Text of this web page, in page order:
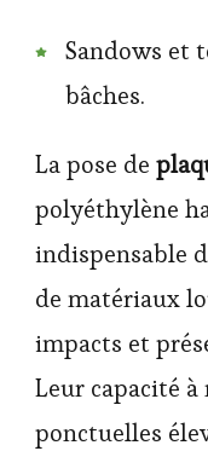
Sandows et
bâches.
La pose de
polyéthylène
indispensable
de matériaux
impacts et
Leur capacité à
ponctuelles